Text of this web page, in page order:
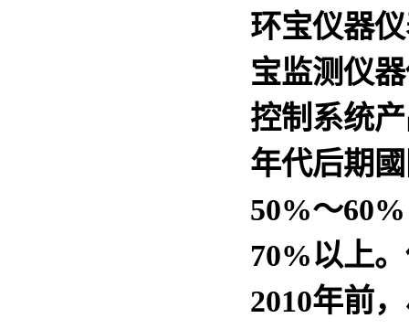
环宝仪器
宝监测仪
控制系统
年代后期
50%～
70%以上
2010年前